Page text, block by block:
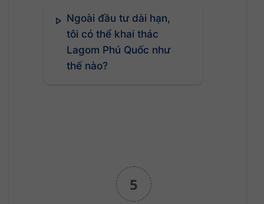
Ngoài đầu tư dài hạn,
tôi có thể khai thác
Lagom Phú Quốc như
thế nào?
5